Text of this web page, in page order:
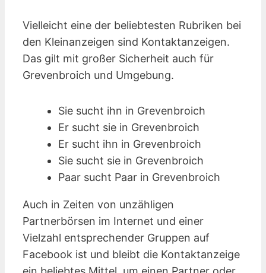
Vielleicht eine der beliebtesten Rubriken bei
den Kleinanzeigen sind Kontakt­anzeigen.
Das gilt mit großer Sicherheit auch für
Grevenbroich und Umgebung.
Sie sucht ihn in Grevenbroich
Er sucht sie in Grevenbroich
Er sucht ihn in Grevenbroich
Sie sucht sie in Grevenbroich
Paar sucht Paar in Grevenbroich
Auch in Zeiten von unzähligen
Partnerbörsen im Internet und einer
Vielzahl entsprechender Gruppen auf
Facebook ist und bleibt die Kontaktanzeige